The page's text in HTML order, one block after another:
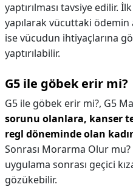
yaptırılması tavsiye edilir.
yapılarak vücuttaki ödemin
ise vücudun ihtiyaçlarına
yaptırılabilir.
G5 ile göbek erir mi?
G5 ile göbek erir mi?, G5
sorunu olanlara, kanser
regl döneminde olan
Sonrası Morarma Olur mu?
uygulama sonrası geçici
gözükebilir.